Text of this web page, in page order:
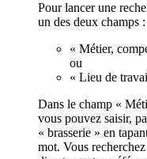
Pour lancer une
un des deux champs :
« Métier,
ou
« Lieu de
Dans le champ «
vous pouvez saisir,
« brasserie » en
mot. Vous